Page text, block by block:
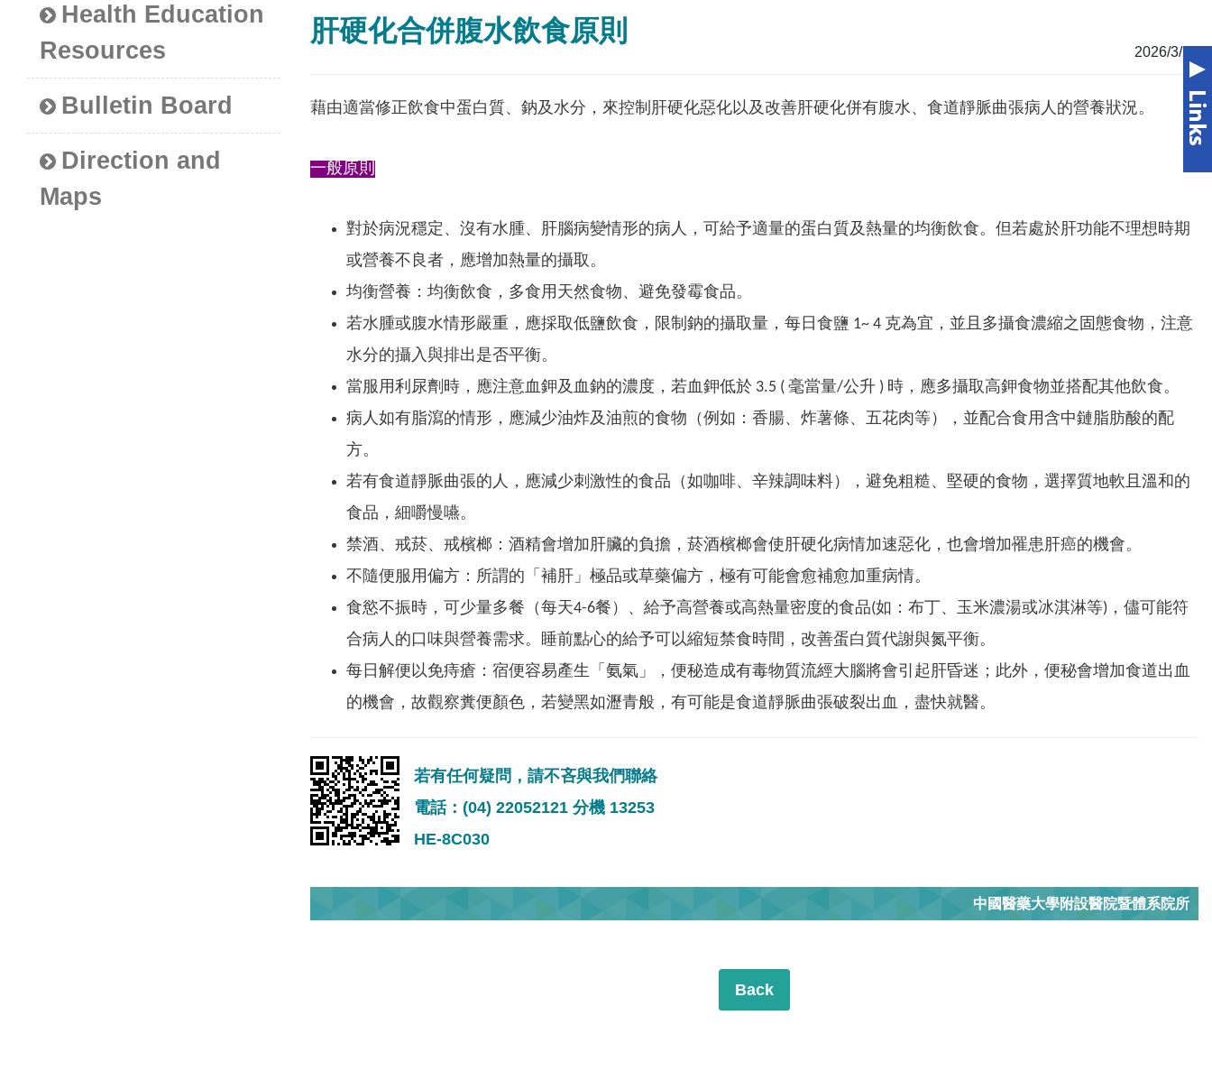
Health Education
Resources
Bulletin Board
Direction and
Maps
肝硬化合併腹水飲食原則
2026/3/26
藉由適當修正飲食中蛋白質、鈉及水分，來控制肝硬化惡化以及改善肝硬化併有腹水、食道靜脈曲張病人的營養狀況。
一般原則
對於病況穩定、沒有水腫、肝腦病變情形的病人，可給予適量的蛋白質及熱量的均衡飲食。但若處於肝功能不理想時期
或營養不良者，應增加熱量的攝取。
均衡營養：均衡飲食，多食用天然食物、避免發霉食品。
若水腫或腹水情形嚴重，應採取低鹽飲食，限制鈉的攝取量，每日食鹽 1~ 4 克為宜，並且多攝食濃縮之固態食物，注意
水分的攝入與排出是否平衡。
當服用利尿劑時，應注意血鉀及血鈉的濃度，若血鉀低於 3.5 ( 毫當量/公升 ) 時，應多攝取高鉀食物並搭配其他飲食。
病人如有脂瀉的情形，應減少油炸及油煎的食物（例如：香腸、炸薯條、五花肉等），並配合食用含中鏈脂肪酸的配
方。
若有食道靜脈曲張的人，應減少刺激性的食品（如咖啡、辛辣調味料），避免粗糙、堅硬的食物，選擇質地軟且溫和的
食品，細嚼慢嚥。
禁酒、戒菸、戒檳榔：酒精會增加肝臟的負擔，菸酒檳榔會使肝硬化病情加速惡化，也會增加罹患肝癌的機會。
不隨便服用偏方：所謂的「補肝」極品或草藥偏方，極有可能會愈補愈加重病情。
食慾不振時，可少量多餐（每天4-6餐）、給予高營養或高熱量密度的食品(如：布丁、玉米濃湯或冰淇淋等)，儘可能符
合病人的口味與營養需求。睡前點心的給予可以縮短禁食時間，改善蛋白質代謝與氮平衡。
每日解便以免痔瘡：宿便容易產生「氨氣」，便秘造成有毒物質流經大腦將會引起肝昏迷；此外，便秘會增加食道出血
的機會，故觀察糞便顏色，若變黑如瀝青般，有可能是食道靜脈曲張破裂出血，盡快就醫。
若有任何疑問，請不吝與我們聯絡
電話：(04) 22052121 分機 13253
HE-8C030
中國醫藥大學附設醫院暨體系院所
Back